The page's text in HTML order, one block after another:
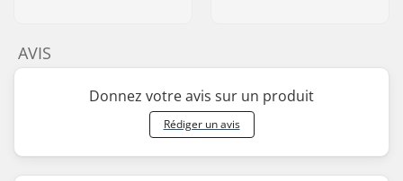
AVIS
Donnez votre avis sur un produit
Rédiger un avis